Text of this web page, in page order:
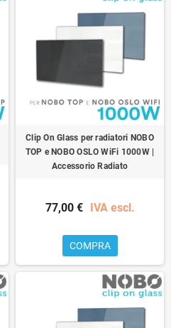
Clip On Glass per radiatori NOBO
TOP e NOBO OSLO WiFi 1000W |
Accessorio Radiato
77,00 € IVA escl.
COMPRA